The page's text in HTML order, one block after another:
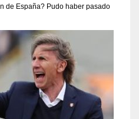
de España? Pudo haber pasado